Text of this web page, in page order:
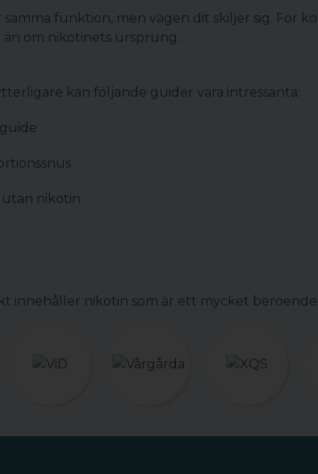
funktion, men vägen dit skiljer sig. För
än om nikotinets ursprung.
kan följande guider vara intressanta:
nikotin